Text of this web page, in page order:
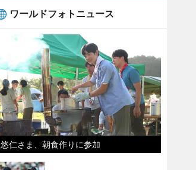
ワールドフォトニュース
悠仁さま、朝食作りに参加